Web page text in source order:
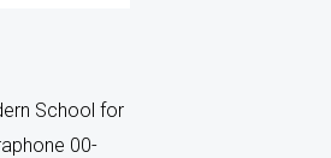
School for
00-